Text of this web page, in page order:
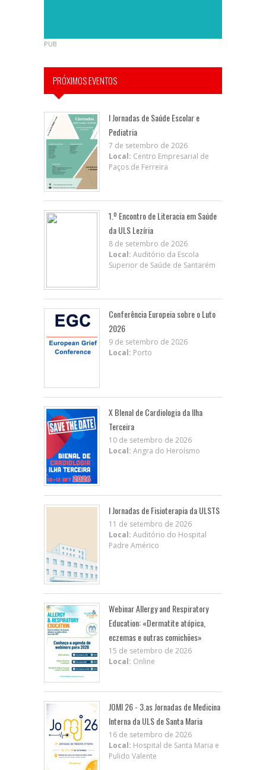
PUB
PRÓXIMOS EVENTOS
I Jornadas de Saúde Escolar e
Pediatria
7 de setembro de 2026
Local: Centro Empresarial de
Paços de Ferreira
1.º Encontro de Literacia em Saúde
da ULS Lezíria
8 de setembro de 2026
Local: Auditório da Escola
Superior de Saúde de Santarém
Conferência Europeia sobre o Luto
2026
9 de setembro de 2026
Local: Porto
X BIenal de Cardiologia da Ilha
Terceira
10 de setembro de 2026
Local: Angra do Heroísmo
I Jornadas de Fisioterapia da ULSTS
11 de setembro de 2026
Local: Auditório do Hospital
Padre Américo
Webinar Allergy and Respiratory
Education: «Dermatite atópica,
eczemas e outras comichões»
15 de setembro de 2026
Local: Online
JOMI 26 - 3.as Jornadas de Medicina
Interna da ULS de Santa Maria
16 de setembro de 2026
Local: Hospital de Santa Maria e
Pulido Valente